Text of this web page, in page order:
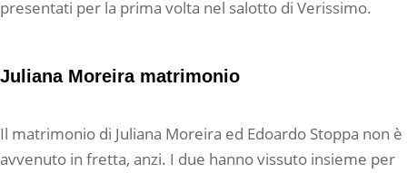
presentati per la prima volta nel salotto di Verissimo.
Juliana Moreira matrimonio
Il matrimonio di Juliana Moreira ed Edoardo Stoppa non è
avvenuto in fretta, anzi. I due hanno vissuto insieme per